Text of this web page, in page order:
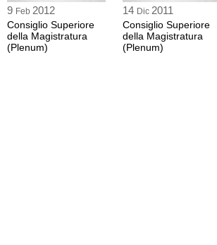
9 Feb 2012
Consiglio Superiore
della Magistratura
(Plenum)
14 Dic 2011
Consiglio Superiore
della Magistratura
(Plenum)